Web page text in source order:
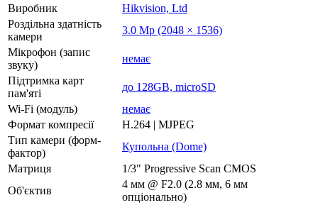
Виробник
Hikvision, Ltd
Роздільна здатність
камери
3.0 Mp (2048 × 1536)
Мікрофон (запис
звуку)
немає
Підтримка карт
пам'яті
до 128GB, microSD
Wi-Fi (модуль)
немає
Формат компресії
H.264 | MJPEG
Тип камери (форм-
фактор)
Купольна (Dome)
Матриця
1/3" Progressive Scan CMOS
Об'єктив
4 мм @ F2.0 (2.8 мм, 6 мм
опціонально)